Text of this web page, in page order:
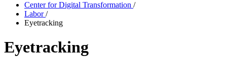
Center for Digital Transformation /
Labor/
Eyetracking
Eyetracking